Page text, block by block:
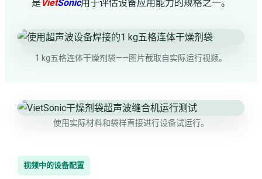
是 VietSonic用于评估设备应用能力的规格之一。
1 kg五格连体干燥剂袋——图片截取自实际运行视频。
使用实际材料和袋样直接进行设备试运行。
视频中的设备配置